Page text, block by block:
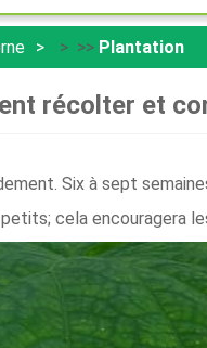
> >> Plantation
récolter et
Six à sept
cela encouragera